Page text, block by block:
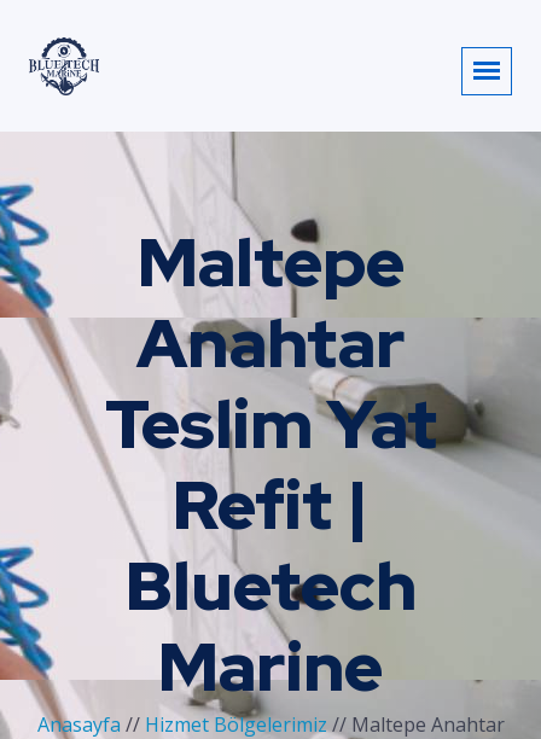
Maltepe
Anahtar
Teslim Yat
Refit |
Bluetech
Marine
Anasayfa // Hizmet Bölgelerimiz // Maltepe Anahtar